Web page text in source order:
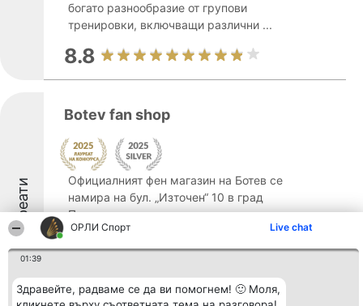
ОРЛИ Спорт Live chat
01:39
Здравейте, радваме се да ви помогнем! 🙂 Моля,
богато разнообразие от групови
тренировки, включващи различни ...
8.8
Лауреати
Botev fan shop
Официалният фен магазин на Ботев се
намира на бул. „Източен“ 10 в град
Пловдив и предлага неповторима
атмосфера в жълто-черни тонове. Този
магазин заема ключово място в
широка селекция от качествени
продукти, ...